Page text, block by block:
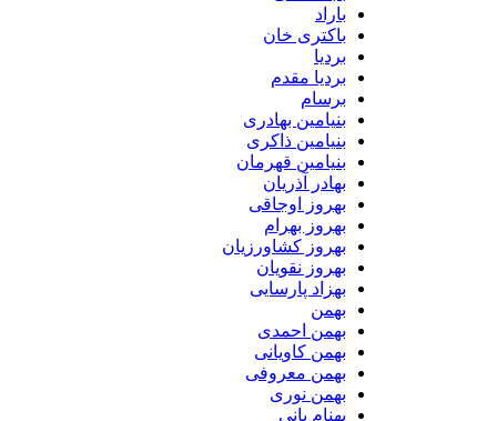
باراد
باکتری خان
بردیا
بردیا مقدم
برسام
بنیامین بهادری
بنیامین ذاکری
بنیامین قهرمان
بهادر آذریان
بهروز اوجاقی
بهروز بهرام
بهروز کشاورزیان
بهروز نقویان
بهزاد پارسایی
بهمن
بهمن احمدی
بهمن کاویانی
بهمن معروفی
بهمن نوری
بهنام بانی